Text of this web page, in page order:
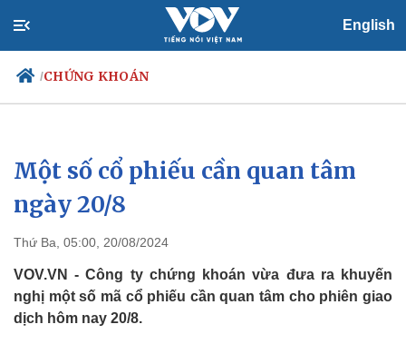
English
/CHỨNG KHOÁN
Chính trị
Đảng
Tổ chức nhân sự
Nhận diện sự thật
Xã hội
Việc làm
Biển đảo
Một số cổ phiếu cần quan tâm
ngày 20/8
Thứ Ba, 05:00, 20/08/2024
VOV.VN - Công ty chứng khoán vừa đưa ra khuyến
nghị một số mã cổ phiếu cần quan tâm cho phiên giao
dịch hôm nay 20/8.